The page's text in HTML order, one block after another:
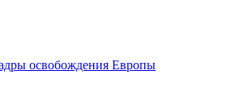
освобождения Европы